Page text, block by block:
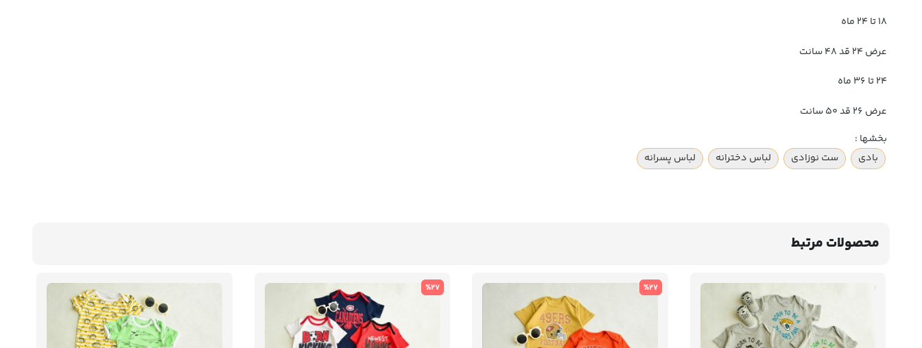
18 تا 24 ماه
عرض 24 قد 48 سانت
24 تا 36 ماه
عرض 26 قد 50 سانت
بخشها :
بادی
ست نوزادی لباس دخترانه لباس پسرانه
محصولات مرتبط
%27
%27